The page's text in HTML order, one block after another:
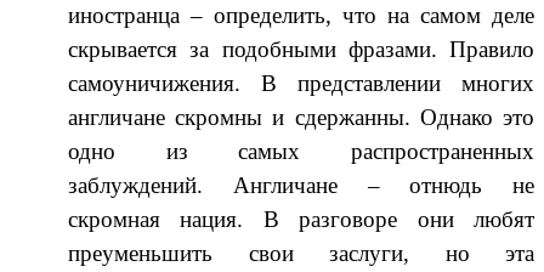
иностранца – определить, что на самом деле
скрывается за подобными фразами. Правило
самоуничижения. В представлении многих
англичане скромны и сдержанны. Однако это
одно из самых распространенных
заблуждений. Англичане – отнюдь не
скромная нация. В разговоре они любят
преуменьшить свои заслуги, но эта